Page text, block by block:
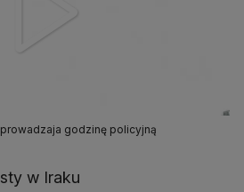
godzinę policyjną
w Iraku